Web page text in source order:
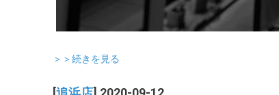
＞＞続きを見る